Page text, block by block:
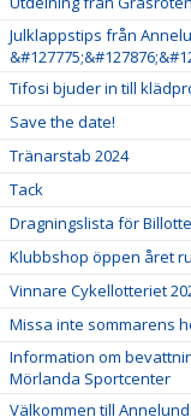
Julklappstips från
Tifosi bjuder in till
Save the date!
Tränarstab 2024
Tack
Dragningslista för
Klubbshop öppen året
Vinnare Cykellotteriet
Missa inte sommarens
Information om
Mörlanda Sportcenter
Välkommen till